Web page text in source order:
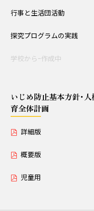
いじめ防止基本
詳細版
児童用
行事と生活団活動
探究プログラムの実践
学校からｰ作成中
いじめ防止基本方針･
育全体計画
詳細版
概要版
児童用